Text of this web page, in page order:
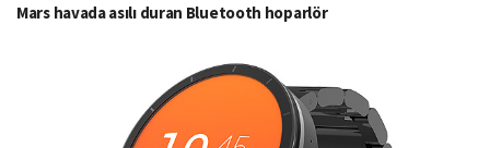
Mars havada asılı duran Bluetooth hoparlör